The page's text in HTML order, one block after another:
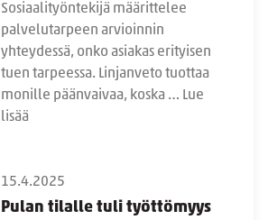
Sosiaalityöntekijä määrittelee
palvelutarpeen arvioinnin
yhteydessä, onko asiakas erityisen
tuen tarpeessa. Linjanveto tuottaa
monille päänvaivaa, koska … Lue
lisää
15.4.2025
Pulan tilalle tuli työttömyys